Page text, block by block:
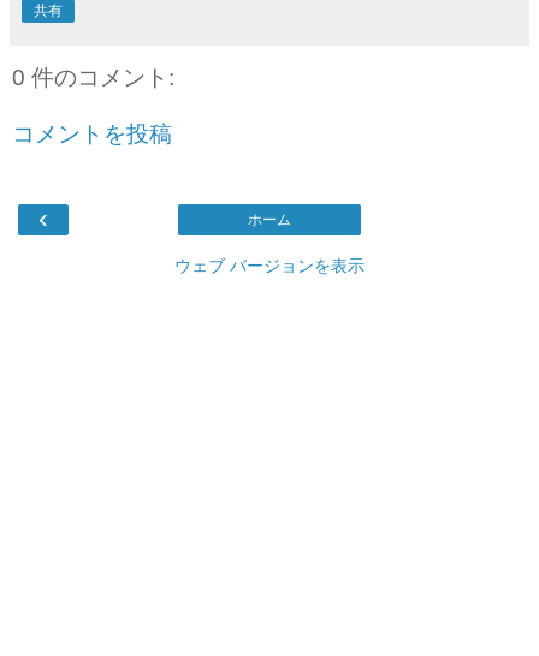
共有
0 件のコメント:
コメントを投稿
‹ ホーム
ウェブ バージョンを表示